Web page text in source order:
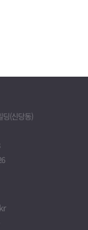
약관의
로써 회원은
동의하지
속 이용할
이용촉진
나 회원에서
거나 제공된
성이 있는
필요가 있을
일정기간
딩(신당동)